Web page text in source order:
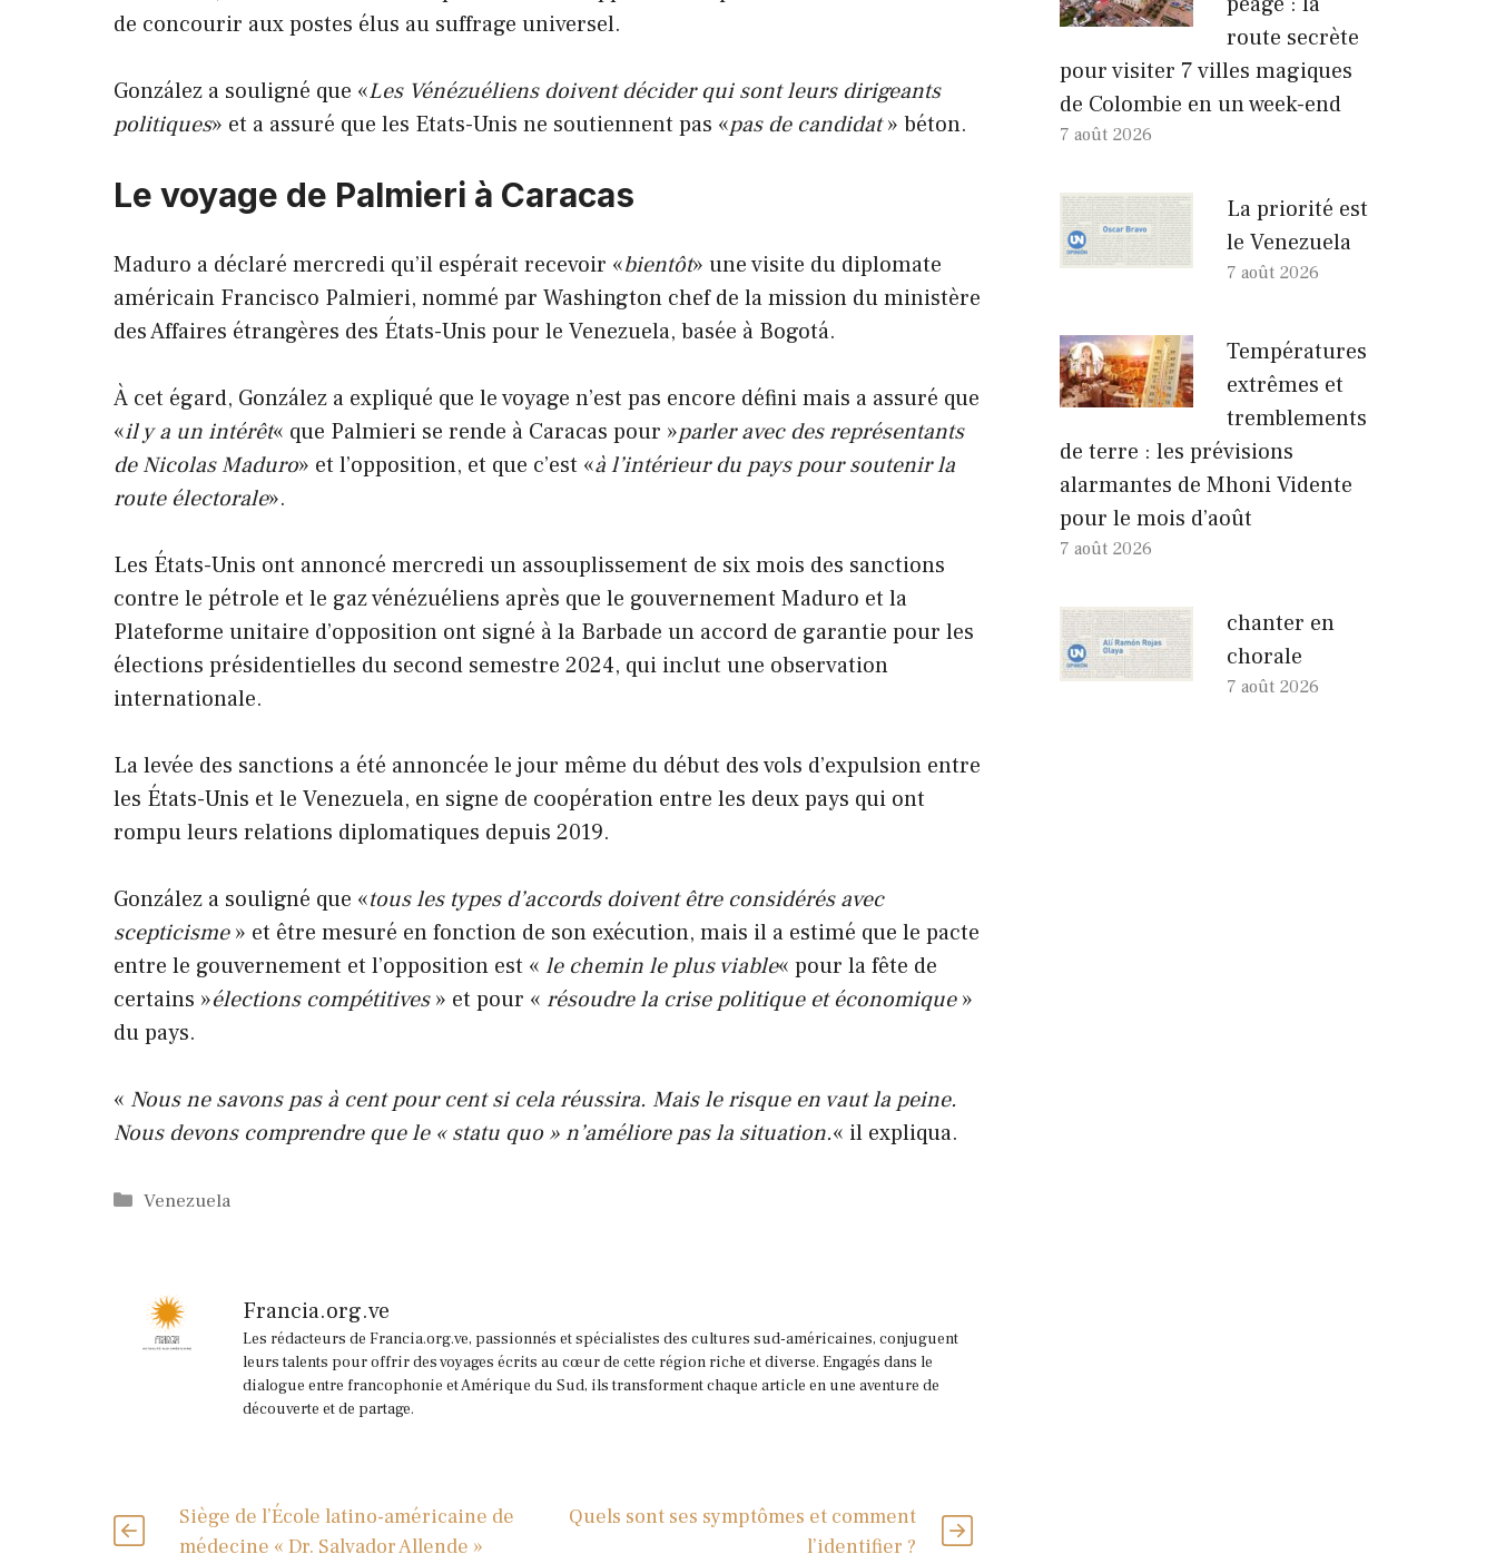
de concourir aux postes élus au suffrage universel.
González a souligné que «Les Vénézuéliens doivent décider qui sont leurs dirigeants
politiques» et a assuré que les Etats-Unis ne soutiennent pas «pas de candidat» béton.
Le voyage de Palmieri à Caracas
Maduro a déclaré mercredi qu’il espérait recevoir «bientôt» une visite du diplomate
américain Francisco Palmieri, nommé par Washington chef de la mission du ministère
des Affaires étrangères des États-Unis pour le Venezuela, basée à Bogotá.
À cet égard, González a expliqué que le voyage n’est pas encore défini mais a assuré que
«il y a un intérêt« que Palmieri se rende à Caracas pour »parler avec des représentants
de Nicolas Maduro» et l’opposition, et que c’est «à l’intérieur du pays pour soutenir la
route électorale».
Les États-Unis ont annoncé mercredi un assouplissement de six mois des sanctions
contre le pétrole et le gaz vénézuéliens après que le gouvernement Maduro et la
Plateforme unitaire d’opposition ont signé à la Barbade un accord de garantie pour les
élections présidentielles du second semestre 2024, qui inclut une observation
internationale.
La levée des sanctions a été annoncée le jour même du début des vols d’expulsion entre
les États-Unis et le Venezuela, en signe de coopération entre les deux pays qui ont
rompu leurs relations diplomatiques depuis 2019.
González a souligné que «tous les types d’accords doivent être considérés avec
scepticisme» et être mesuré en fonction de son exécution, mais il a estimé que le pacte
entre le gouvernement et l’opposition est « le chemin le plus viable« pour la fête de
certains »élections compétitives» et pour « résoudre la crise politique et économique»
du pays.
« Nous ne savons pas à cent pour cent si cela réussira. Mais le risque en vaut la peine.
Nous devons comprendre que le « statu quo » n’améliore pas la situation.« il expliqua.
Catégories
Venezuela
Francia.org.ve
Les rédacteurs de Francia.org.ve, passionnés et spécialistes des cultures sud-américaines, conjuguent
leurs talents pour offrir des voyages écrits au cœur de cette région riche et diverse. Engagés dans le
dialogue entre francophonie et Amérique du Sud, ils transforment chaque article en une aventure de
découverte et de partage.
Siège de l’École latino-américaine de
médecine « Dr. Salvador Allende »
Quels sont ses symptômes et comment
l’identifier ?
route secrète
pour visiter 7 villes magiques
de Colombie en un week-end
7 août 2026
La priorité est
le Venezuela
7 août 2026
Températures
extrêmes et
tremblements
de terre : les prévisions
alarmantes de Mhoni Vidente
pour le mois d’août
7 août 2026
chanter en
chorale
7 août 2026